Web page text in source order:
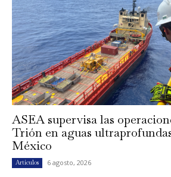
ASEA supervisa las
Trión en aguas
México
Artículos 6 agosto, 2026